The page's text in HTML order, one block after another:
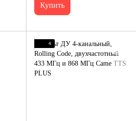
Купить
4